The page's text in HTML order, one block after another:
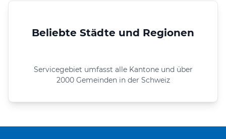
Beliebte Städte und Regionen
Servicegebiet umfasst alle Kantone und über
2000 Gemeinden in der Schweiz